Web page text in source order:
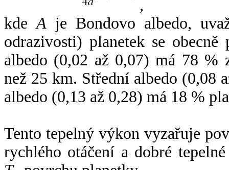
,
kdeA je Bondovo albedo,
odrazivosti) planetek se
albedo (0,02 až 0,07) má 78 %
než 25 km. Střední albedo (0,08
albedo (0,13 až 0,28) má 18 %
Tento tepelný výkon vyzařuje
rychlého otáčení a dobré